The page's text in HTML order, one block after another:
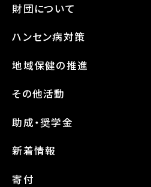
財団について
ハンセン病対策
地域保健の推進
その他活動
助成・奨学金
新着情報
寄付